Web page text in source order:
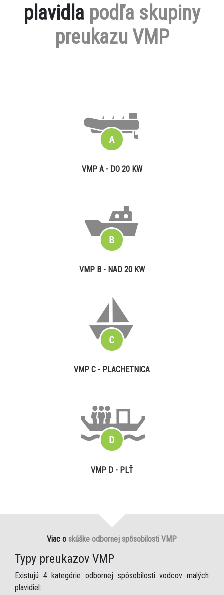
plavidla podľa skupiny
preukazu VMP
VMP A - DO 20 KW
VMP B - NAD 20 KW
VMP C - PLACHETNICA
VMP D - PLŤ
Viac o skúške odbornej spôsobilosti VMP
Typy preukazov VMP
Existujú 4 kategórie odbornej spôsobilosti vodcov malých
plavidiel: